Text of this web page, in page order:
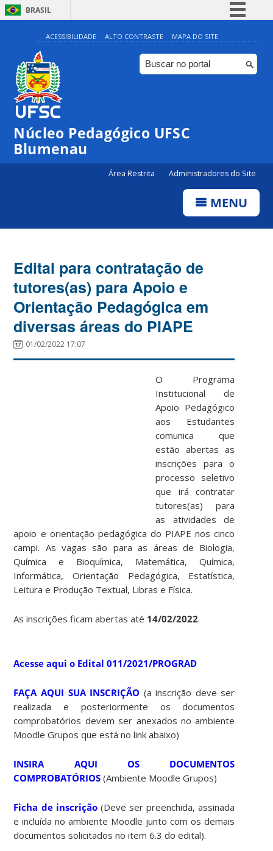
BRASIL
Simplifique!
Comunica BR
Participe
Canais
ACESSIBILIDADE ALTO CONTRASTE MAPA DO SITE
Núcleo Pedagógico UFSC
Blumenau
Área Restrita Administradores do Site
MENU
Edital para contratação de
tutores(as) para Apoio e
Orientação Pedagógica em
diversas áreas do PIAPE
01/02/2022 17:07
O Programa
Institucional de
Apoio Pedagógico
aos Estudantes
comunica que
estão abertas as
inscrições para o
processo seletivo
que irá contratar
tutores(as) para
as atividades de
apoio e orientação pedagógica do PIAPE nos cinco
campi. As vagas são para as áreas de Biologia,
Química e Bioquímica, Matemática, Química,
Informática, Orientação Pedagógica, Estatística,
Leitura e Produção Textual, Libras e Física.
As inscrições ficam abertas até 14/02/2022.
Acesse aqui o Edital 011/2021/PROGRAD
FAÇA AQUI SUA INSCRIÇÃO (a inscrição deve ser
realizada e posteriormente os documentos
comprobatórios devem ser anexados no ambiente
Moodle Grupos que está no link abaixo)
INSIRA AQUI OS DOCUMENTOS
COMPROBATÓRIOS (Ambiente Moodle Grupos)
Ficha de inscrição(Deve ser preenchida, assinada
e incluída no ambiente Moodle junto com os demais
documentos solicitados no item 6.3 do edital).